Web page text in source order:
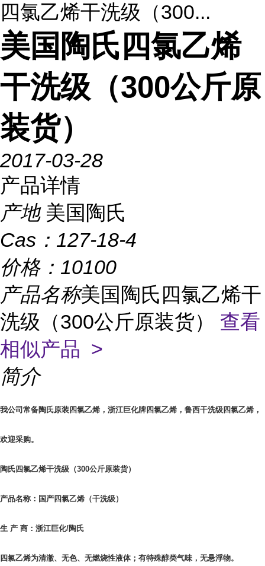
四氯乙烯干洗级（300...
美国陶氏四氯乙烯
干洗级（300公斤原
装货）
2017-03-28
产品详情
产地 美国陶氏
Cas： 127-18-4
价格： 10100
产品名称美国陶氏四氯乙烯干
洗级（300公斤原装货） 查看
相似产品 >
简介
我公司常备陶氏原装四氯乙烯，浙江巨化牌四氯乙烯，鲁西干洗级四氯乙烯，
欢迎采购。
陶氏四氯乙烯干洗级（300公斤原装货）
产品名称：国产四氯乙烯（干洗级）
生 产 商：浙江巨化/陶氏
四氯乙烯为清澈、无色、无燃烧性液体；有特殊醇类气味，无悬浮物。